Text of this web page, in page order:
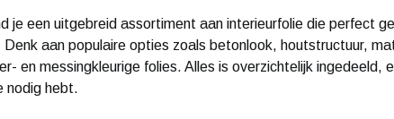
je een uitgebreid assortiment aan interieurfolie die perfect
Denk aan populaire opties zoals betonlook, houtstructuur,
en messingkleurige folies. Alles is overzichtelijk ingedeeld,
nodig hebt.